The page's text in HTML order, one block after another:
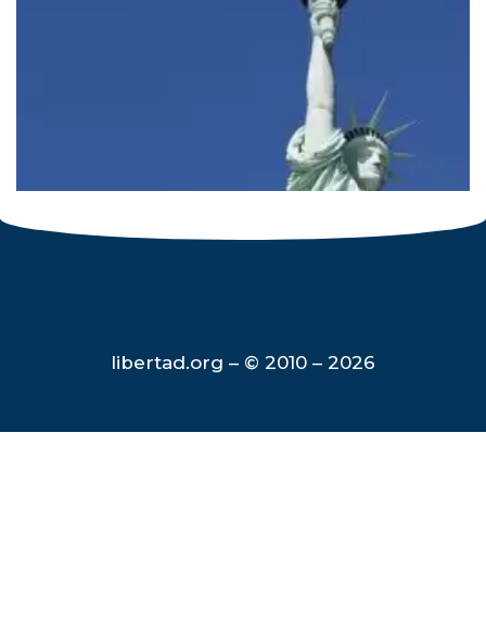
libertad.org – © 2010 – 2026